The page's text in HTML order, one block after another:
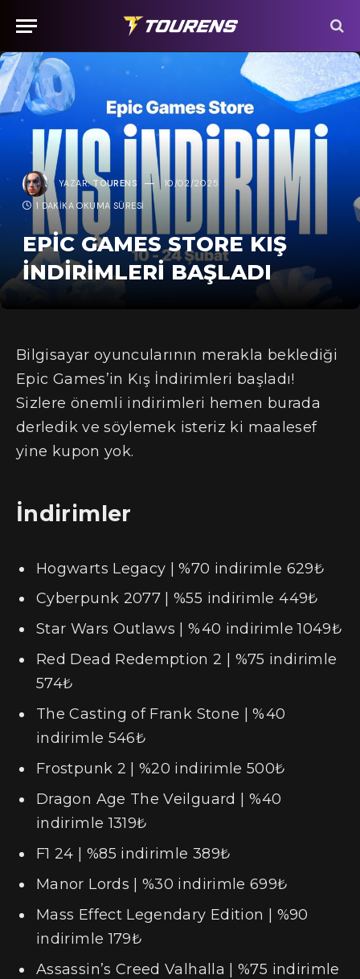
YAZAR: TOURENS 10/02/2025
1 DAKIKA OKUMA SÜRESI
EPIC GAMES STORE KIŞ
İNDIRIMLERI BAŞLADI
Bilgisayar oyuncularının merakla beklediği
Epic Games’in Kış İndirimleri başladı!
Sizlere önemli indirimleri hemen burada
derledik ve söylemek isteriz ki maalesef
yine kupon yok.
İndirimler
Hogwarts Legacy | %70 indirimle 629₺
Cyberpunk 2077 | %55 indirimle 449₺
Star Wars Outlaws | %40 indirimle 1049₺
Red Dead Redemption 2 | %75 indirimle
574₺
The Casting of Frank Stone | %40
indirimle 546₺
Frostpunk 2 | %20 indirimle 500₺
Dragon Age The Veilguard | %40
indirimle 1319₺
F1 24 | %85 indirimle 389₺
Manor Lords | %30 indirimle 699₺
Mass Effect Legendary Edition | %90
indirimle 179₺
Assassin’s Creed Valhalla | %75 indirimle